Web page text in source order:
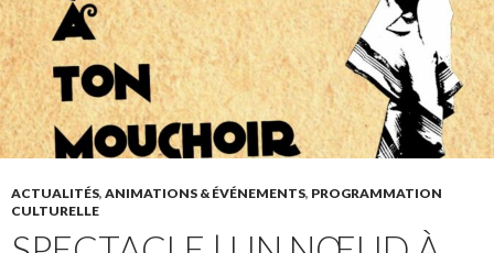
ACTUALITÉS, ANIMATIONS & ÉVÉNEMENTS, PROGRAMMATION
CULTURELLE